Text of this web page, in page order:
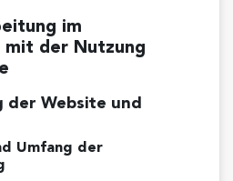
im
mit der Nutzung
Website und
Umfang der